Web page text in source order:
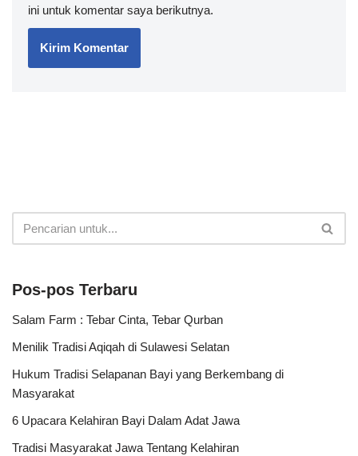
ini untuk komentar saya berikutnya.
Pos-pos Terbaru
Salam Farm : Tebar Cinta, Tebar Qurban
Menilik Tradisi Aqiqah di Sulawesi Selatan
Hukum Tradisi Selapanan Bayi yang Berkembang di
Masyarakat
6 Upacara Kelahiran Bayi Dalam Adat Jawa
Tradisi Masyarakat Jawa Tentang Kelahiran